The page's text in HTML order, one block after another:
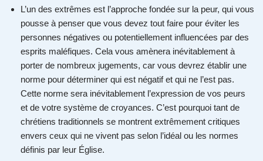
L’un des extrêmes est l’approche fondée sur la peur, qui vous
pousse à penser que vous devez tout faire pour éviter les
personnes négatives ou potentiellement influencées par des
esprits maléfiques. Cela vous amènera inévitablement à
porter de nombreux jugements, car vous devrez établir une
norme pour déterminer qui est négatif et qui ne l’est pas.
Cette norme sera inévitablement l’expression de vos peurs
et de votre système de croyances. C’est pourquoi tant de
chrétiens traditionnels se montrent extrêmement critiques
envers ceux qui ne vivent pas selon l’idéal ou les normes
définis par leur Église.